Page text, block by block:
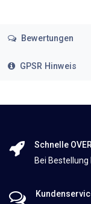
Bewertungen
GPSR Hinweis
Schnelle
Bei Bestellung